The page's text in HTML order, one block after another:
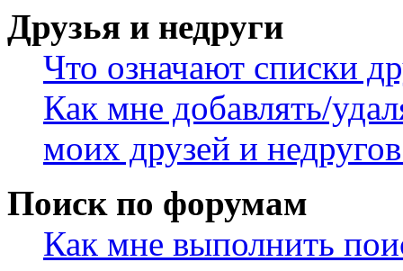
Друзья и недруги
Что означают списки
Как мне добавлять/
моих друзей и
Поиск по форумам
Как мне выполнить